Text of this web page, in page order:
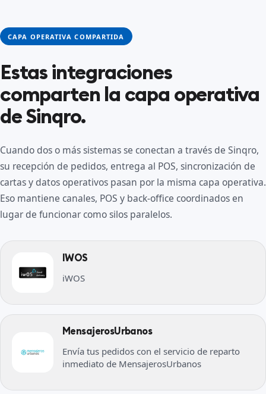
CAPA OPERATIVA COMPARTIDA
Estas integraciones
comparten la capa operativa
de Sinqro.
Cuando dos o más sistemas se conectan a través de Sinqro,
su recepción de pedidos, entrega al POS, sincronización de
cartas y datos operativos pasan por la misma capa operativa.
Eso mantiene canales, POS y back-office coordinados en
lugar de funcionar como silos paralelos.
IWOS
iWOS
MensajerosUrbanos
Envía tus pedidos con el servicio de reparto
inmediato de MensajerosUrbanos